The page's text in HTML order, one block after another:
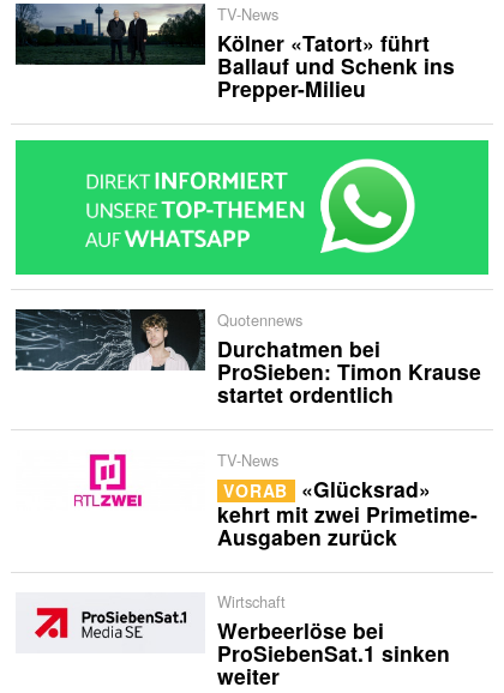
TV-News
Kölner «Tatort» führt
Ballauf und Schenk ins
Prepper-Milieu
Quotennews
Durchatmen bei
ProSieben: Timon Krause
startet ordentlich
TV-News
VORAB «Glücksrad»
kehrt mit zwei Primetime-
Ausgaben zurück
Wirtschaft
Werbeerlöse bei
ProSiebenSat.1 sinken
weiter